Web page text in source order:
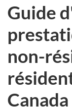
Guide
non-